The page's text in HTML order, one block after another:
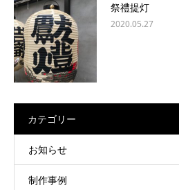
祭禮提灯
2020.05.27
カテゴリー
お知らせ
制作事例